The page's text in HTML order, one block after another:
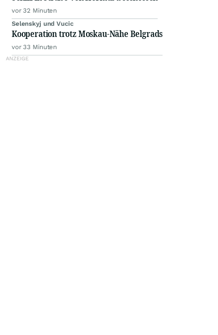
vor 32 Minuten
Selenskyj und Vucic
Kooperation trotz Moskau-Nähe Belgrads
vor 33 Minuten